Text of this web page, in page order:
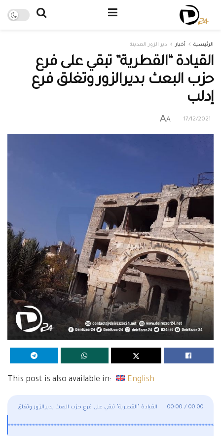
الرئيسية أخبار دير الزور المدينة
القيادة “القطرية” تبقي على فرع
حزب البعث بديرالزور وتغلق فرع
إدلب
17/12/2021
A
A
This post is also available in: English
القيادة "القطرية" تبقي على فرع حزب البعث بديرالزور وتغلق 00:00 / 00:00